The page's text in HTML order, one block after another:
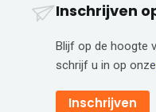
Inschrijven
Blijf op de hoogte
schrijf u in op onze
Inschrijven